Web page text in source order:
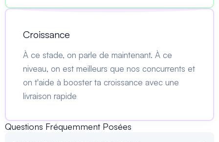
Croissance
À ce stade, on parle de maintenant. À ce
niveau, on est meilleurs que nos concurrents et
on t'aide à booster ta croissance avec une
livraison rapide
Questions Fréquemment Posées